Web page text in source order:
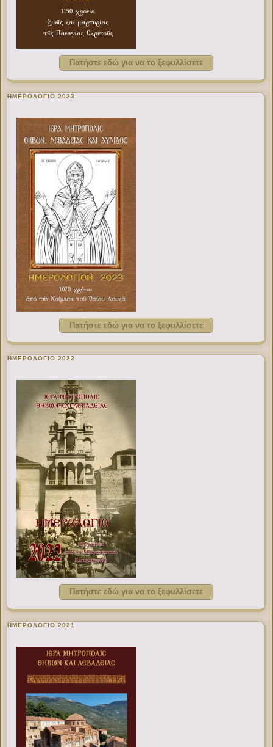
Πατήστε εδώ για να το ξεφυλλίσετε
ΗΜΕΡΟΛΟΓΙΟ 2023
Πατήστε εδώ για να το ξεφυλλίσετε
ΗΜΕΡΟΛΟΓΙΟ 2022
Πατήστε εδώ για να το ξεφυλλίσετε
ΗΜΕΡΟΛΟΓΙΟ 2021